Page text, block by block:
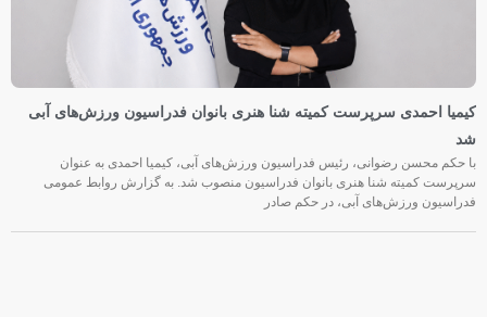
کیمیا احمدی سرپرست کمیته شنا هنری بانوان فدراسیون ورزش‌های آبی
شد
با حکم محسن رضوانی، رئیس فدراسیون ورزش‌های آبی، کیمیا احمدی به عنوان
سرپرست کمیته شنا هنری بانوان فدراسیون منصوب شد. به گزارش روابط عمومی
فدراسیون ورزش‌های آبی، در حکم صادر